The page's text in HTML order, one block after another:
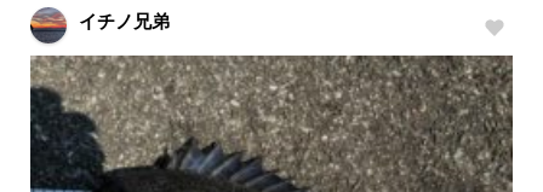
イチノ兄弟